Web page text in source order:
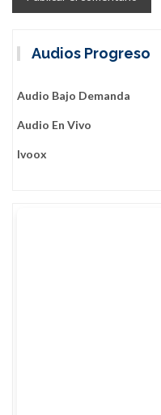
Audios Progreso
Audio Bajo Demanda
Audio En Vivo
Ivoox